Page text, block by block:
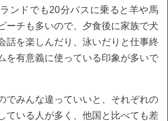
ンドでも20分バスに乗ると羊や馬
ーチも多いので、夕食後に家族で犬
話を楽しんだり、泳いだりと仕事終
を有意義に使っている印象が多いで
でみんな違っていいと、それぞれの
ている人が多く、他国と比べても差